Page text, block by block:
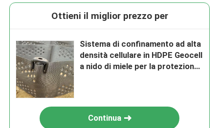
Ottieni il miglior prezzo per
Sistema di confinamento ad alta
densità cellulare in HDPE Geocell
a nido di miele per la protezione
Continua